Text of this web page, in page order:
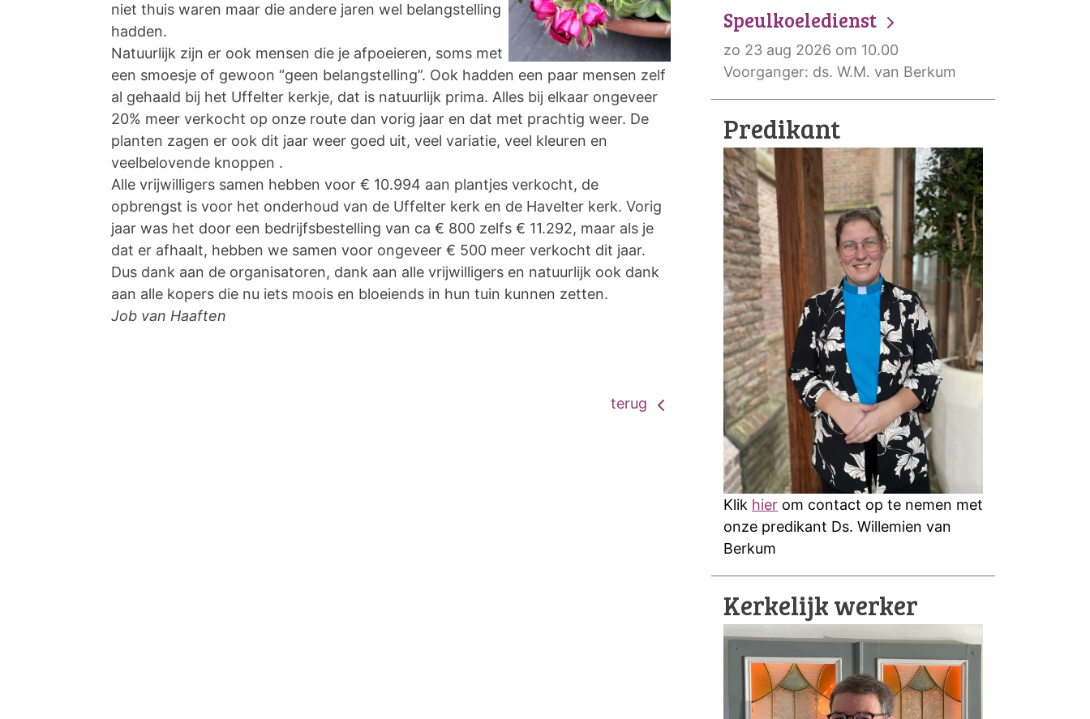
niet thuis waren maar die andere jaren wel belangstelling
hadden.
Natuurlijk zijn er ook mensen die je afpoeieren, soms met
een smoesje of gewoon “geen belangstelling”. Ook hadden een paar mensen zelf
al gehaald bij het Uffelter kerkje, dat is natuurlijk prima. Alles bij elkaar ongeveer
20% meer verkocht op onze route dan vorig jaar en dat met prachtig weer. De
planten zagen er ook dit jaar weer goed uit, veel variatie, veel kleuren en
veelbelovende knoppen .
Alle vrijwilligers samen hebben voor € 10.994 aan plantjes verkocht, de
opbrengst is voor het onderhoud van de Uffelter kerk en de Havelter kerk. Vorig
jaar was het door een bedrijfsbestelling van ca € 800 zelfs € 11.292, maar als je
dat er afhaalt, hebben we samen voor ongeveer € 500 meer verkocht dit jaar.
Dus dank aan de organisatoren, dank aan alle vrijwilligers en natuurlijk ook dank
aan alle kopers die nu iets moois en bloeiends in hun tuin kunnen zetten.
Job van Haaften
terug
Speulkoeledienst
zo 23 aug 2026 om 10.00
Voorganger: ds. W.M. van Berkum
Predikant
Klik hier om contact op te nemen met
onze predikant Ds. Willemien van
Berkum
Kerkelijk werker